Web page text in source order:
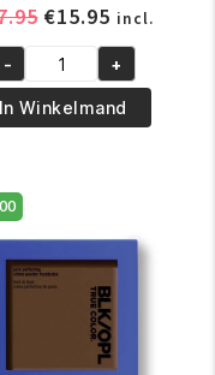
Oorspronkelijke
was:
€17.95.
€15.95Huidige
prijs
is:
€15.95.
incl.
Opal
- +
In Winkelmand